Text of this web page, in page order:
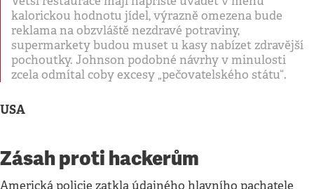
kalorickou hodnotu jídel, výrazně omezena bude
reklama na obzvláště nezdravé potraviny,
supermarkety budou muset u kasy nabízet zdravější
pochoutky. Johnson podobné návrhy v minulosti
zcela odmítal coby excesy „pečovatelského státu“.
USA
Zásah proti hackerům
Americká policie zatkla údajného hlavního pachatele